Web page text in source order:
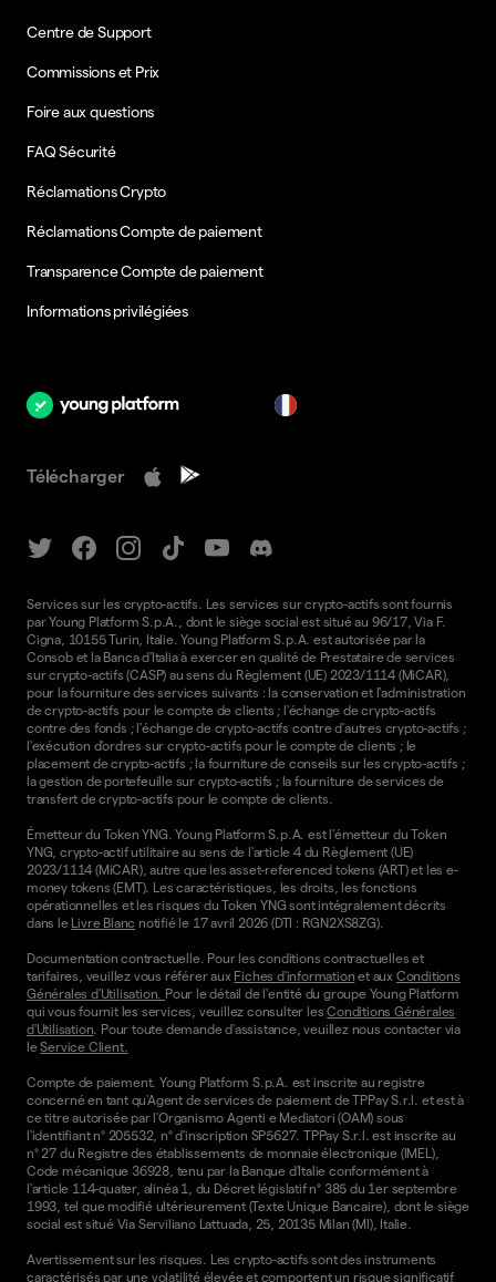
Centre de Support
Commissions et Prix
Foire aux questions
FAQ Sécurité
Réclamations Crypto
Réclamations Compte de paiement
Transparence Compte de paiement
Informations privilégiées
Télécharger
Services sur les crypto-actifs. Les services sur crypto-actifs sont fournis
par Young Platform S.p.A., dont le siège social est situé au 96/17, Via F.
Cigna, 10155 Turin, Italie. Young Platform S.p.A. est autorisée par la
Consob et la Banca d'Italia à exercer en qualité de Prestataire de services
sur crypto-actifs (CASP) au sens du Règlement (UE) 2023/1114 (MiCAR),
pour la fourniture des services suivants : la conservation et l'administration
de crypto-actifs pour le compte de clients ; l'échange de crypto-actifs
contre des fonds ; l'échange de crypto-actifs contre d'autres crypto-actifs ;
l'exécution d'ordres sur crypto-actifs pour le compte de clients ; le
placement de crypto-actifs ; la fourniture de conseils sur les crypto-actifs ;
la gestion de portefeuille sur crypto-actifs ; la fourniture de services de
transfert de crypto-actifs pour le compte de clients.
Émetteur du Token YNG. Young Platform S.p.A. est l'émetteur du Token
YNG, crypto-actif utilitaire au sens de l'article 4 du Règlement (UE)
2023/1114 (MiCAR), autre que les asset-referenced tokens (ART) et les e-
money tokens (EMT). Les caractéristiques, les droits, les fonctions
opérationnelles et les risques du Token YNG sont intégralement décrits
dans le Livre Blanc notifié le 17 avril 2026 (DTI : RGN2XS8ZG).
Documentation contractuelle. Pour les conditions contractuelles et
tarifaires, veuillez vous référer aux Fiches d'information et aux Conditions
Générales d'Utilisation. Pour le détail de l'entité du groupe Young Platform
qui vous fournit les services, veuillez consulter lesConditions Générales
d'Utilisation. Pour toute demande d'assistance, veuillez nous contacter via
leService Client.
Compte de paiement. Young Platform S.p.A. est inscrite au registre
concerné en tant qu'Agent de services de paiement de TPPay S.r.l. et est à
ce titre autorisée par l'Organismo Agenti e Mediatori (OAM) sous
l'identifiant n° 205532, n° d'inscription SP5627. TPPay S.r.l. est inscrite au
n° 27 du Registre des établissements de monnaie électronique (IMEL),
Code mécanique 36928, tenu par la Banque d'Italie conformément à
l'article 114-quater, alinéa 1, du Décret législatif n° 385 du 1er septembre
1993, tel que modifié ultérieurement (Texte Unique Bancaire), dont le siège
social est situé Via Serviliano Lattuada, 25, 20135 Milan (MI), Italie.
Avertissement sur les risques. Les crypto-actifs sont des instruments
caractérisés par une volatilité élevée et comportent un risque significatif